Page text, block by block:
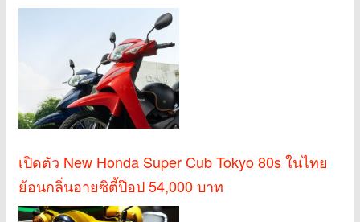
เปิดตัว New Honda Super Cub Tokyo 80s ในไทย
ย้อนกลิ่นอายซิตี้ป๊อป 54,000 บาท